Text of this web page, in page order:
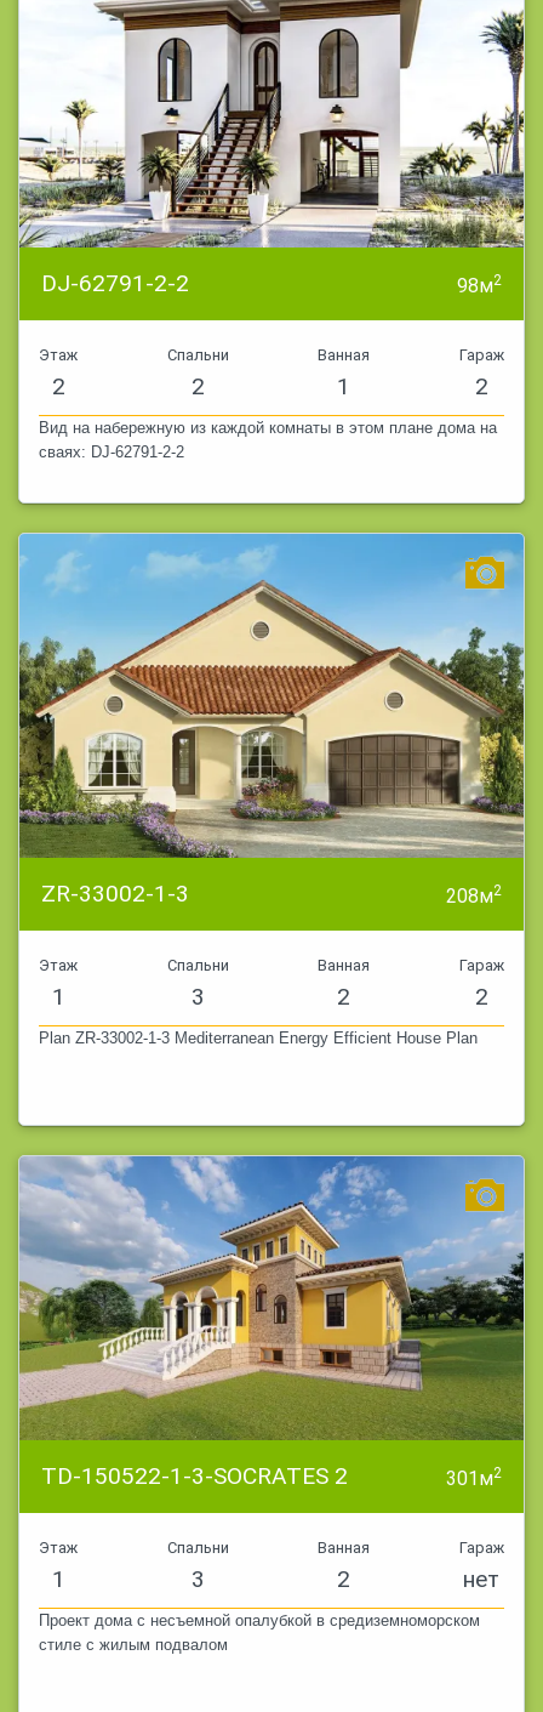
DJ-62791-2-2 98м2
Этаж
2
Спальни
2
Ванная
1
Гараж
2
Вид на набережную из каждой комнаты в этом плане дома на
сваях: DJ-62791-2-2
ZR-33002-1-3 208м2
Этаж
1
Спальни
3
Ванная
2
Гараж
2
Plan ZR-33002-1-3 Mediterranean Energy Efficient House Plan
TD-150522-1-3-SOCRATES 2 301м2
Этаж
1
Спальни
3
Ванная
2
Гараж
нет
Проект дома с несъемной опалубкой в средиземноморском
стиле с жилым подвалом